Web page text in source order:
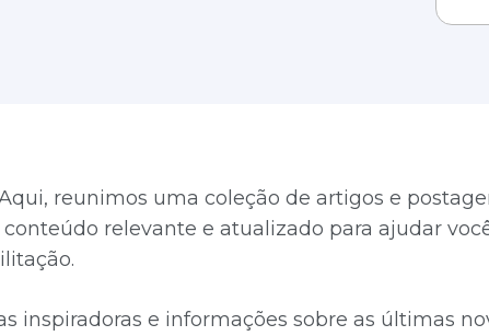
reunimos uma coleção de artigos e
relevante e atualizado para ajudar
inspiradoras e informações sobre as últimas